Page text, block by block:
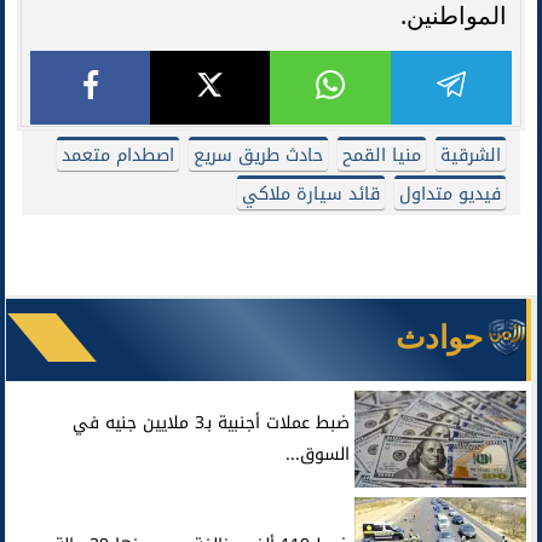
المواطنين.
الشرقية منيا القمح حادث طريق سريع
اصطدام متعمد
فيديو متداول
قائد سيارة ملاكي
حوادث
ضبط عملات أجنبية بـ3 ملايين جنيه في
السوق...